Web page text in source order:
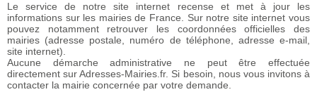
Le service de notre site internet recense et met à jour les
informations sur les mairies de France. Sur notre site internet vous
pouvez notamment retrouver les coordonnées officielles des
mairies (adresse postale, numéro de téléphone, adresse e-mail,
site internet).
Aucune démarche administrative ne peut être effectuée
directement sur Adresses-Mairies.fr. Si besoin, nous vous invitons à
contacter la mairie concernée par votre demande.